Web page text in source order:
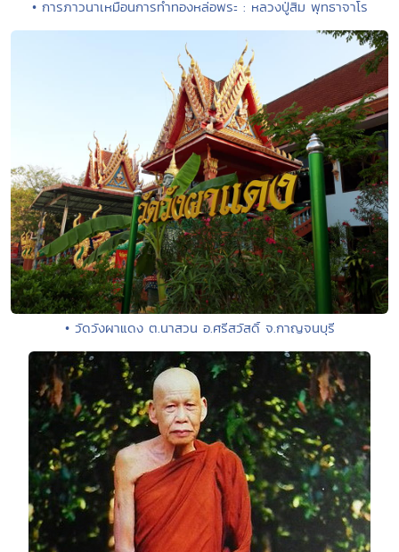
• การภาวนาเหมือนการทำทองหล่อพระ : หลวงปู่สิม พุทธาจาโร
• วัดวังผาแดง ต.นาสวน อ.ศรีสวัสดิ์ จ.กาญจนบุรี